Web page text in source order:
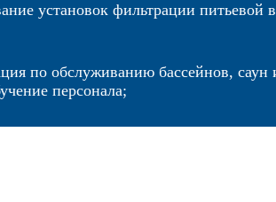
установок фильтрации питьевой
по обслуживанию бассейнов, саун
персонала;